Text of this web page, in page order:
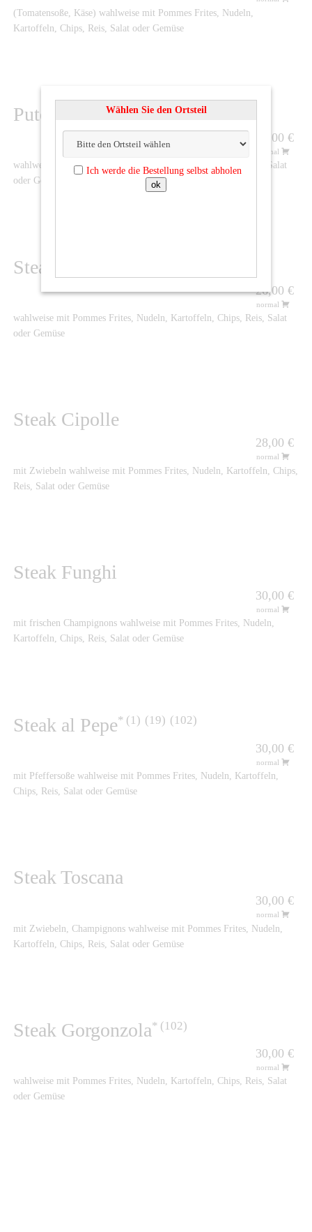
(Tomatensoße, Käse) wahlweise mit Pommes Frites, Nudeln,
Kartoffeln, Chips, Reis, Salat oder Gemüse
Puten-Rahmschnitzel 102
18,00 €
normal
wahlweise mit Pommes Frites, Nudeln, Kartoffeln, Chips, Reis, Salat
oder Gemüse
Steak Natur
26,00 €
normal
wahlweise mit Pommes Frites, Nudeln, Kartoffeln, Chips, Reis, Salat
oder Gemüse
Steak Cipolle
28,00 €
normal
mit Zwiebeln wahlweise mit Pommes Frites, Nudeln, Kartoffeln, Chips,
Reis, Salat oder Gemüse
Steak Funghi
30,00 €
normal
mit frischen Champignons wahlweise mit Pommes Frites, Nudeln,
Kartoffeln, Chips, Reis, Salat oder Gemüse
Steak al Pepe 1 19 102
30,00 €
normal
mit Pfeffersoße wahlweise mit Pommes Frites, Nudeln, Kartoffeln,
Chips, Reis, Salat oder Gemüse
Steak Toscana
30,00 €
normal
mit Zwiebeln, Champignons wahlweise mit Pommes Frites, Nudeln,
Kartoffeln, Chips, Reis, Salat oder Gemüse
Steak Gorgonzola 102
30,00 €
normal
wahlweise mit Pommes Frites, Nudeln, Kartoffeln, Chips, Reis, Salat
oder Gemüse
Wählen Sie den Ortsteil
Ich werde die Bestellung selbst abholen